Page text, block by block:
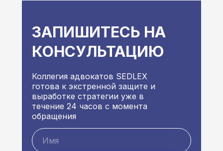
Коллегия адвокатов SEDLEX
готова к экстренной защите и
выработке стратегии уже в
течение 24 часов с момента
обращения
ЗАПИШИТЕСЬ НА
КОНСУЛЬТАЦИЮ